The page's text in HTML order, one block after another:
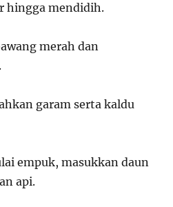
hingga mendidih.
merah dan
garam serta kaldu
empuk, masukkan daun
api.